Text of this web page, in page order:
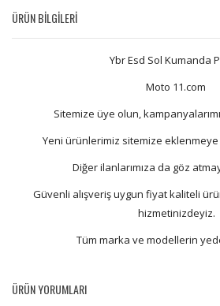
ÜRÜN BİLGİLERİ
Ybr Esd Sol Kumanda
Moto 11.com
Sitemize üye olun,
Yeni ürünlerimiz sitemize
Diğer ilanlarımıza da göz
Güvenli alışveriş uygun fiyat kaliteli
hizmetinizdeyiz.
Tüm marka ve modellerin
ÜRÜN YORUMLARI